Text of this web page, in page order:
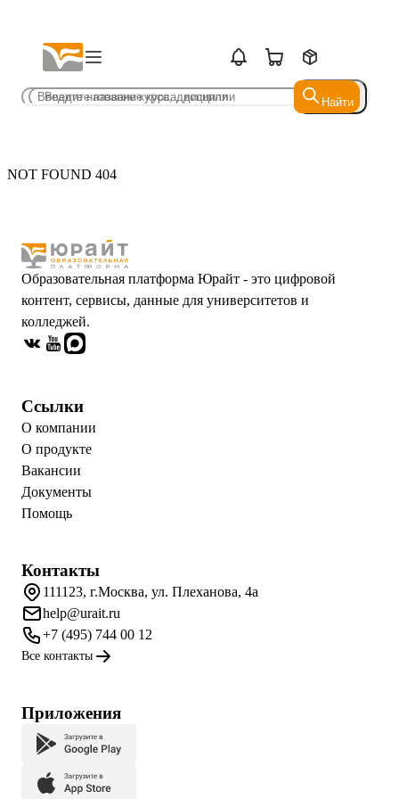
Найти
Найти
NOT FOUND 404
Образовательная платформа Юрайт - это цифровой
контент, сервисы, данные для университетов и
колледжей.
Ссылки
О компании
О продукте
Вакансии
Документы
Помощь
Контакты
111123, г.Москва, ул. Плеханова, 4а
help@urait.ru
+7 (495) 744 00 12
Все контакты
Приложения